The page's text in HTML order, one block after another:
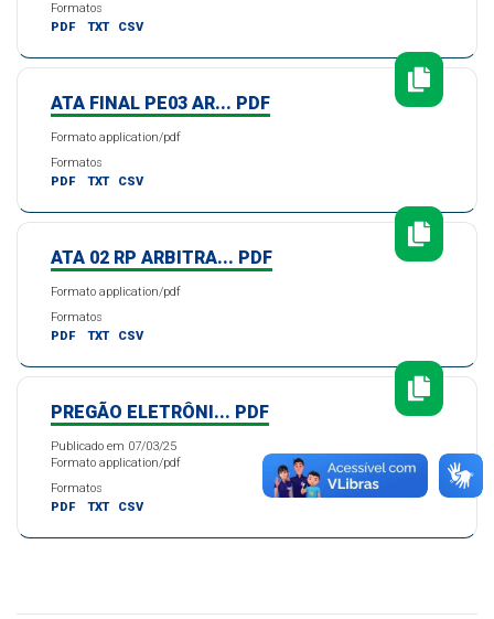
Formatos
PDF
TXT CSV
ATA FINAL PE03 AR... PDF
Formato application/pdf
Formatos
PDF
TXT CSV
ATA 02 RP ARBITRA... PDF
Formato application/pdf
Formatos
PDF
TXT CSV
PREGÃO ELETRÔNI... PDF
Publicado em 07/03/25
Formato application/pdf
Formatos
PDF
TXT CSV